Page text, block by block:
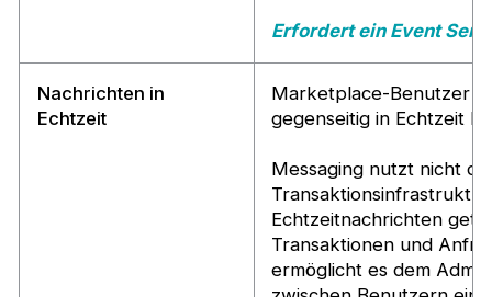
Erfordert ein Event
Nachrichten in
Echtzeit
Marketplace-Benutzer
gegenseitig in Echtzeit
Messaging nutzt nicht
Echtzeitnachrichten
Transaktionen und
ermöglicht es dem